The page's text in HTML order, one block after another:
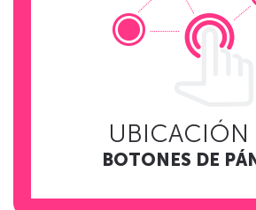
UBICACIÓN
BOTONES DE